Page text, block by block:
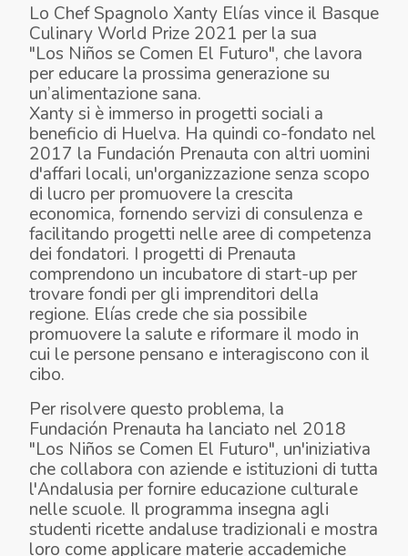
Lo Chef Spagnolo Xanty Elías vince il Basque
Culinary World Prize 2021 per la sua
"Los Niños se Comen El Futuro", che lavora
per educare la prossima generazione su
un’alimentazione sana.
Xanty si è immerso in progetti sociali a
beneficio di Huelva. Ha quindi co-fondato nel
2017 la Fundación Prenauta con altri uomini
d'affari locali, un'organizzazione senza scopo
di lucro per promuovere la crescita
economica, fornendo servizi di consulenza e
facilitando progetti nelle aree di competenza
dei fondatori. I progetti di Prenauta
comprendono un incubatore di start-up per
trovare fondi per gli imprenditori della
regione. Elías crede che sia possibile
promuovere la salute e riformare il modo in
cui le persone pensano e interagiscono con il
cibo.
Per risolvere questo problema, la
Fundación Prenauta ha lanciato nel 2018
"Los Niños se Comen El Futuro", un'iniziativa
che collabora con aziende e istituzioni di tutta
l'Andalusia per fornire educazione culturale
nelle scuole. Il programma insegna agli
studenti ricette andaluse tradizionali e mostra
loro come applicare materie accademiche